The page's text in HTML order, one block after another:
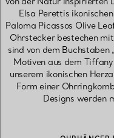
Elsa Perettis
Paloma Picassos Olive
Ohrstecker bestechen
sind von dem Buchstaben
Motiven aus dem
unserem ikonischen
Form einer
Designs werden